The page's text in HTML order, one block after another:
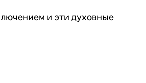
и эти духовные